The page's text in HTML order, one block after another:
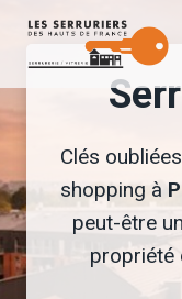
Aller
Clés
shopping à
peut-être
propriété